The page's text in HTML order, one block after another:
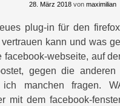
28. März 2018 von maximilian
plug-in für den
kann und was
facebook-webseite, auf
gegen die anderen
manchen fragen.
mit dem facebook-